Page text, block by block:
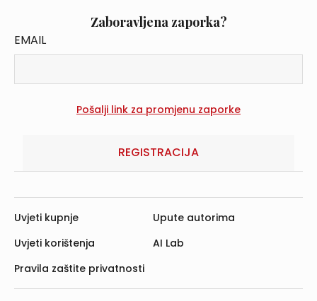
Zaboravljena zaporka?
EMAIL
REGISTRACIJA
Uvjeti kupnje
Uvjeti korištenja
Pravila zaštite privatnosti
Upute autorima
AI Lab